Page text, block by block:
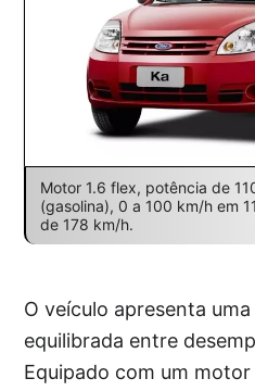
Motor 1.6 flex, potência de
(gasolina), 0 a 100 km/h em
de 178 km/h.
O veículo apresenta
equilibrada entre
Equipado com um